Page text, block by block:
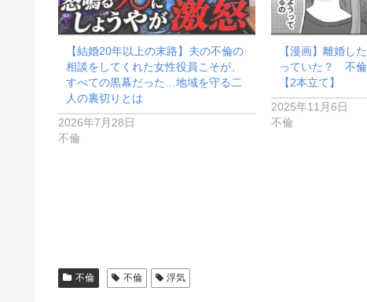
【結婚20年以上の末路】夫の不倫の
相談をしてくれた女性役員こそが、
すべての黒幕だった…地域を守る二
人の裏切りとは
2026年7月28日
不倫
【漫画】離婚し
っていた？ 不
【2本立て】
2025年11月6日
不倫
不倫 不倫 浮気